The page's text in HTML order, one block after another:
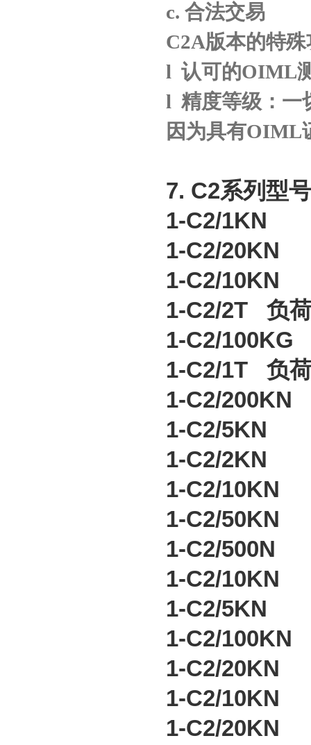
c. 合法交易
C2A版本的特
l 认可的OIML
l 精度等级：一
因为具有OIML
7. C2系列型号
1-C2/1KN
1-C2/
1-C2/
1-C2/2T 负
1-C2/
1-C2/1T 负
1-C2/
1-C2/5KN
1-C2/2KN
1-C2/
1-C2/
1-C2/
1-C2/
1-C2/5KN
1-C2/
1-C2/
1-C2/
1-C2/